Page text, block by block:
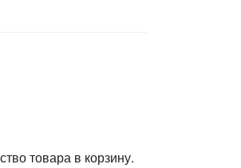
товара в корзину.